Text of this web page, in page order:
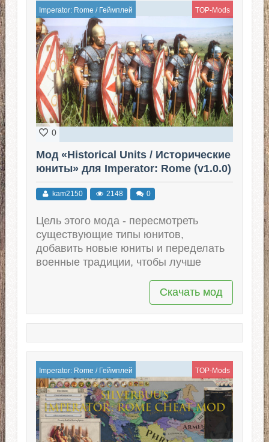
Imperator: Rome / Геймплей TOP-Mods
0
Мод «Historical Units / Исторические
юниты» для Imperator: Rome (v1.0.0)
kam2150 2148 0
Цель этого мода - пересмотреть
существующие типы юнитов,
добавить новые юниты и переделать
военные традиции, чтобы лучше
Скачать мод
Imperator: Rome / Геймплей TOP-Mods